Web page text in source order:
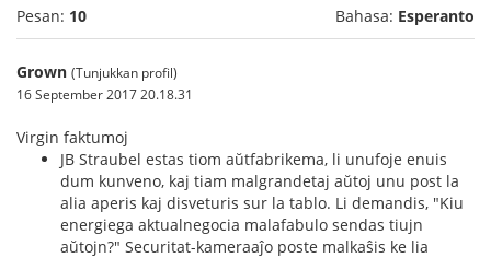
Pesan: 10 Bahasa: Esperanto
Grown (Tunjukkan profil)
16 September 2017 20.18.31
Virgin faktumoj
JB Straubel estas tiom aŭtfabrikema, li unufoje enuis
dum kunveno, kaj tiam malgrandetaj aŭtoj unu post la
alia aperis kaj disveturis sur la tablo. Li demandis, "Kiu
energiega aktualnegocia malafabulo sendas tiujn
aŭtojn?" Securitat-kameraaĵo poste malkaŝis ke lia